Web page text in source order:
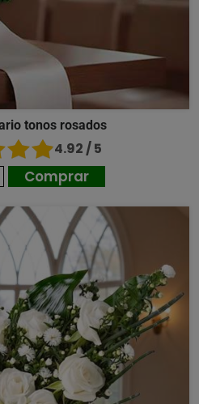
tonos rosados
4.92 / 5
Comprar